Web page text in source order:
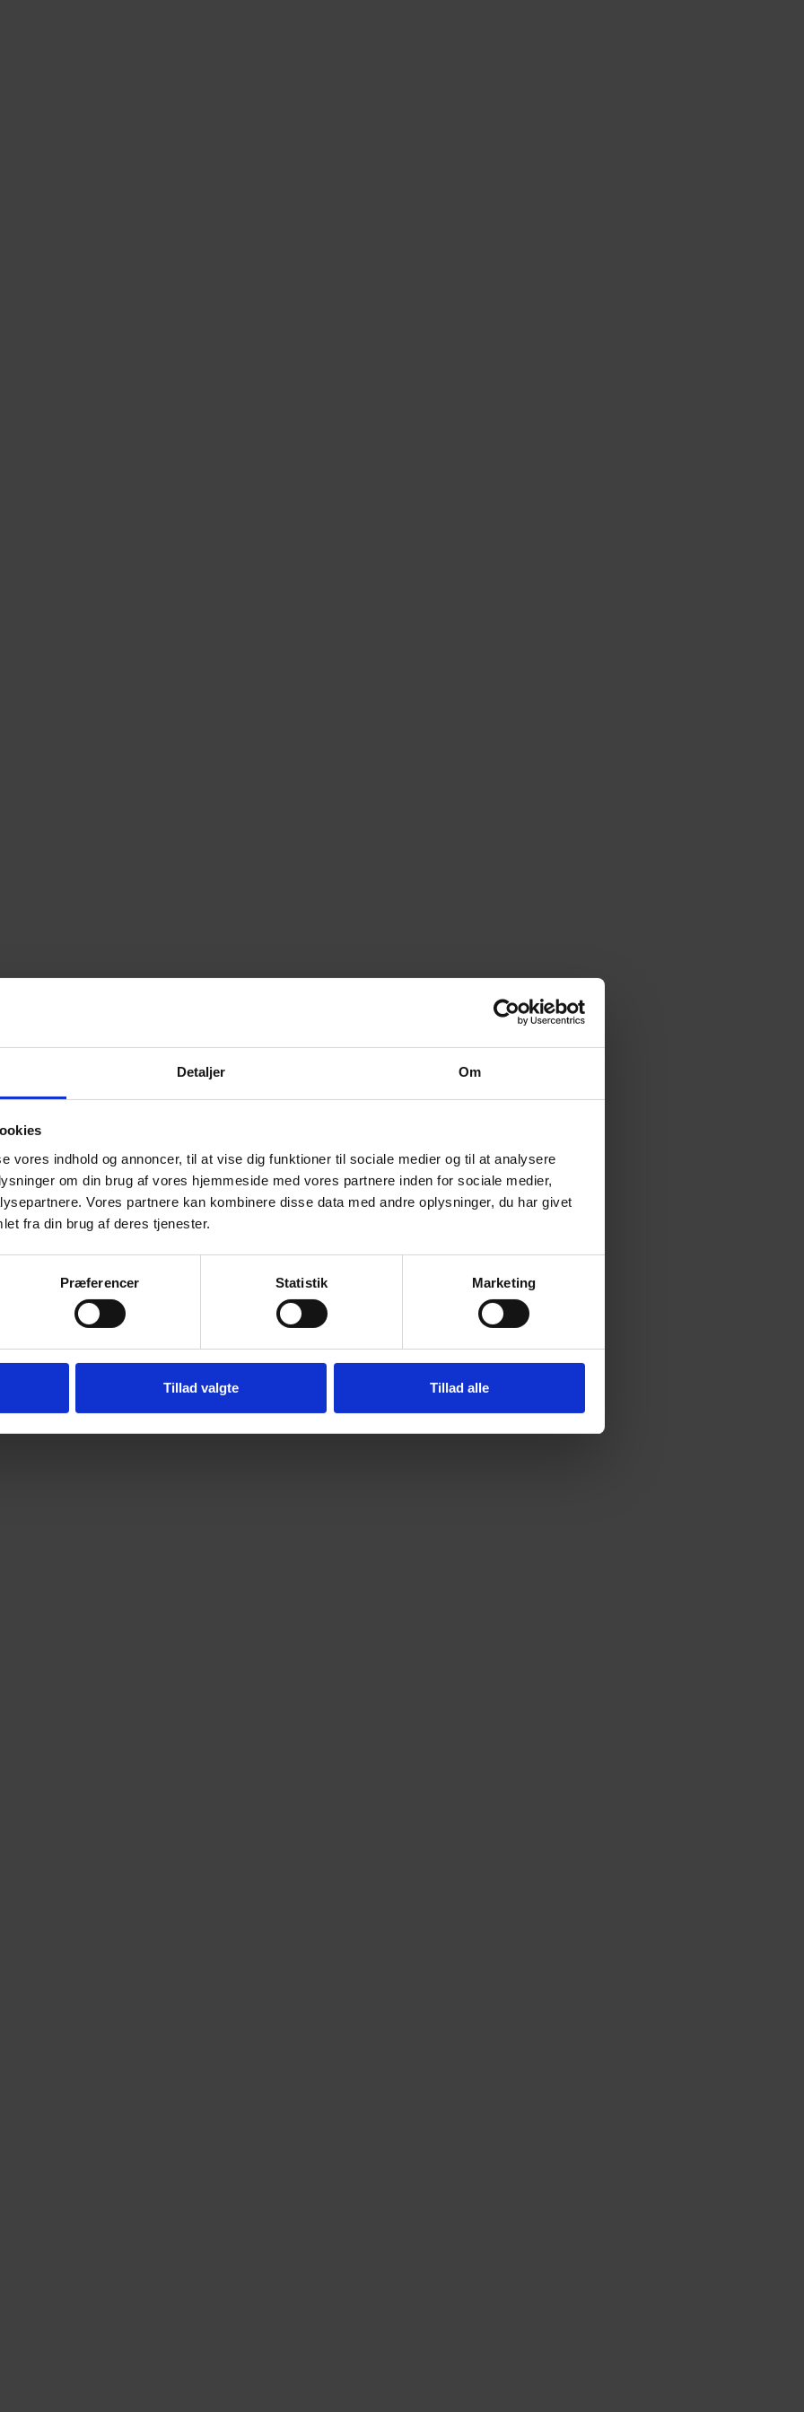
Detaljer Om
vores indhold og annoncer, til at vise dig funktioner til sociale medier og til at analysere
om din brug af vores hjemmeside med vores partnere inden for sociale medier,
Vores partnere kan kombinere disse data med andre oplysninger, du har givet
fra din brug af deres tjenester.
Præferencer Statistik Marketing
Tillad valgte Tillad alle